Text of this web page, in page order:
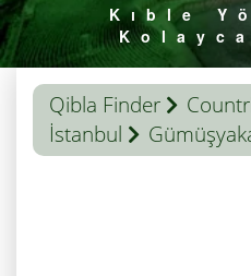
Kıble
Qibla Finder
İstanbul